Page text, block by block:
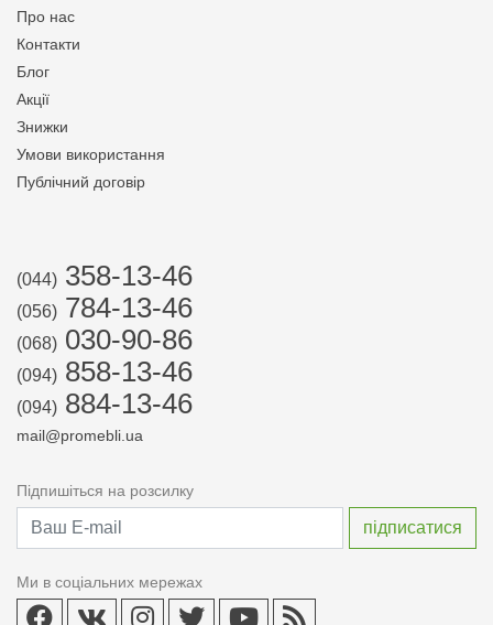
Про нас
Контакти
Блог
Акції
Знижки
Умови використання
Публічний договір
(044) 358-13-46
(056) 784-13-46
(068) 030-90-86
(094) 858-13-46
(094) 884-13-46
mail@promebli.ua
Підпишіться на розсилку
Ми в соціальних мережах